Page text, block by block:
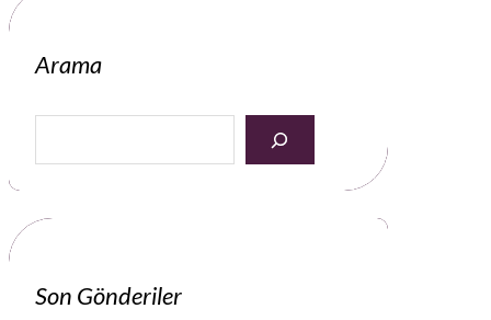
Arama
a
h
Son Gönderiler